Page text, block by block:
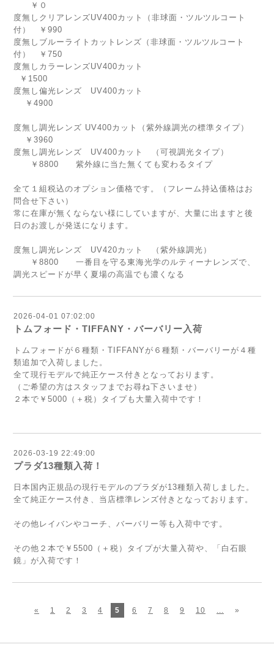
￥０
度無しクリアレンズUV400カット（非球面・ツルツルコート
付） ￥990
度無しブルーライトカットレンズ（非球面・ツルツルコート
付） ￥750
度無しカラーレンズUV400カット
￥1500
度無し偏光レンズ UV400カット
￥4900
度無し調光レンズ UV400カット（紫外線調光の標準タイプ）
￥3960
度無し調光レンズ UV400カット （可視調光タイプ）
￥8800 紫外線に当た無くても変わるタイプ
全て１組税込のオプション価格です。（フレーム持込価格はお
問合せ下さい）
常に在庫が無くならない様にしていますが、大量に出ますと後
日のお渡しが発送になります。
度無し調光レンズ UV420カット （紫外線調光）
￥8800 一番目を守る東海光学のルティーナレンズで、
調光スピードが早く夏場の高温でも濃くなる
2026-04-01 07:02:00
トムフォード・TIFFANY・バーバリー入荷
トムフォードが６種類・TIFFANYが６種類・バーバリーが４種
類追加で入荷しました。
全て現行モデルで純正ケース付きとなっております。
（ご希望の方はスタッフまでお尋ね下さいませ）
２本で￥5000（＋税）タイプも大量入荷中です！
2026-03-19 22:49:00
プラダ13種類入荷！
日本国内正規品の現行モデルのプラダが13種類入荷しました。
全て純正ケース付き、当店標準レンズ付きとなっております。
その他レイバンやコーチ、バーバリー等も入荷中です。
その他２本で￥5500（＋税）タイプが大量入荷や、「白石眼
鏡」が入荷です！
« 1 2 3 4 5 6 7 8 9 10 ... »